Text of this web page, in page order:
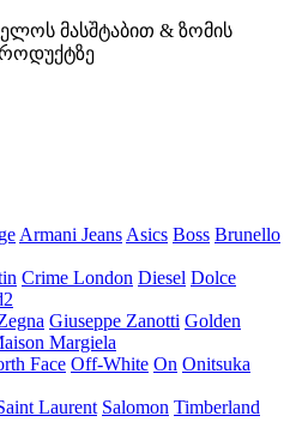
მასშტაბით & ზომის
Armani Jeans Asics Boss Brunello
Crime London Diesel Dolce
Giuseppe Zanotti Golden
Margiela
Face Off-White On Onitsuka
Laurent Salomon Timberland